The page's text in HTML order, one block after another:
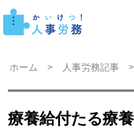
ホーム 人事労務記事
療養給付たる療